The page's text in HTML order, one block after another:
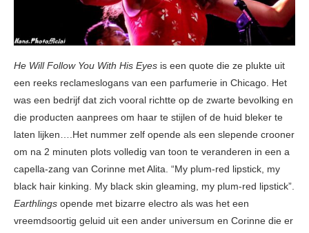
He Will Follow You With His Eyes is een quote die ze plukte uit
een reeks reclameslogans van een parfumerie in Chicago. Het
was een bedrijf dat zich vooral richtte op de zwarte bevolking en
die producten aanprees om haar te stijlen of de huid bleker te
laten lijken….Het nummer zelf opende als een slepende crooner
om na 2 minuten plots volledig van toon te veranderen in een a
capella-zang van Corinne met Alita. “My plum-red lipstick, my
black hair kinking. My black skin gleaming, my plum-red lipstick”.
Earthlings opende met bizarre electro als was het een
vreemdsoortig geluid uit een ander universum en Corinne die er